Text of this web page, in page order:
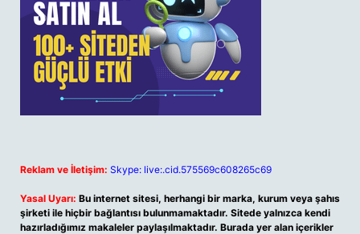
Reklam ve İletişim: Skype: live:.cid.575569c608265c69
Yasal Uyarı: Bu internet sitesi, herhangi bir marka, kurum veya şahıs
şirketi ile hiçbir bağlantısı bulunmamaktadır. Sitede yalnızca kendi
hazırladığımız makaleler paylaşılmaktadır. Burada yer alan içerikler